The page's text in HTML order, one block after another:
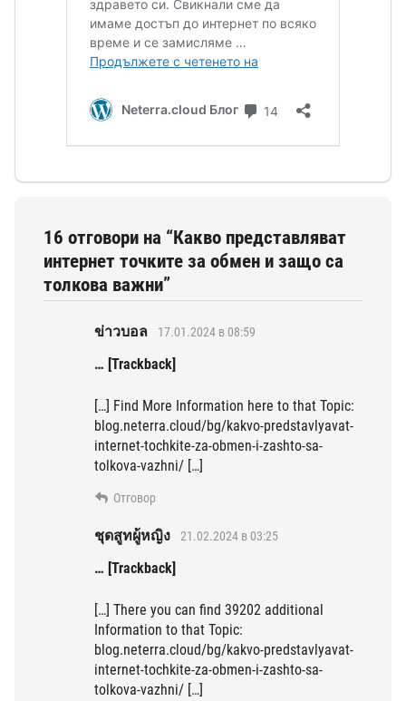
16 отговори на “Какво представляват
интернет точките за обмен и защо са
толкова важни”
ข่าวบอล 17.01.2024 в 08:59
… [Trackback]
[…] Find More Information here to that Topic:
blog.neterra.cloud/bg/kakvo-predstavlyavat-
internet-tochkite-za-obmen-i-zashto-sa-
tolkova-vazhni/ […]
Отговор
ชุดสูทผู้หญิง 21.02.2024 в 03:25
… [Trackback]
[…] There you can find 39202 additional
Information to that Topic:
blog.neterra.cloud/bg/kakvo-predstavlyavat-
internet-tochkite-za-obmen-i-zashto-sa-
tolkova-vazhni/ […]